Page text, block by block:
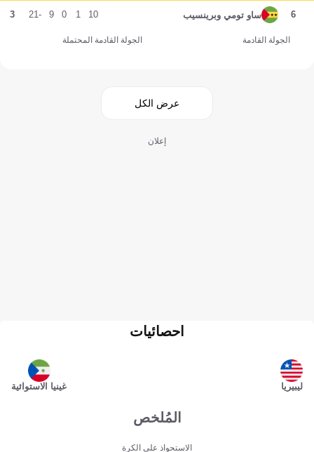
6 ساو تومي وبرينسيب 10
1
0
9
-21
3
الجولة القادمة الجولة القادمة المحتملة
عرض الكل
إعلان
ليبيريا
احصائيات
غينيا الاستوائية
المُلخص
الاستحواذ على الكرة